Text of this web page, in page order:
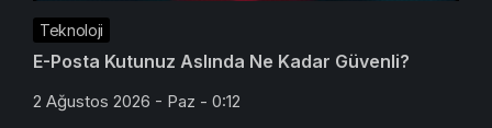
Teknoloji
E-Posta Kutunuz Aslında Ne Kadar Güvenli?
2 Ağustos 2026 - Paz - 0:12